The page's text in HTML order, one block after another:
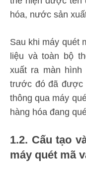
hóa, nước sản
Sau khi máy quét
liệu và toàn bộ
xuất ra màn hình
trước đó đã được
thông qua máy
hàng hóa đang
1.2. Cấu tạo
máy quét mã